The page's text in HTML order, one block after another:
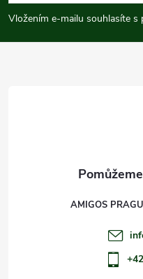
p
a
Vložením e-mailu souhlasíte s
AMIGOS